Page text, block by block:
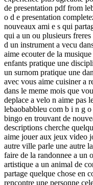
de presentation pdf from
o d e presentation
nouveaux ami e s qui
qui a un ou plusieurs
d un instrument a vecu
aime ecouter de la
enfants pratique une
un surnom pratique une
avec vous aime cuisiner a
dans le meme mois que
deplace a velo n aime pas
lebaobabbleu com b i n g
bingo en trouvant de
descriptions cherche
aime jouer aux jeux video
autre ville parle une autre
faire de la randonnee a un
artistique a un animal de
partage quelque chose en
rencontre une personne